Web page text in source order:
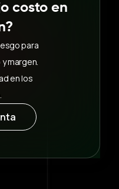
costo en
para
margen.
en los